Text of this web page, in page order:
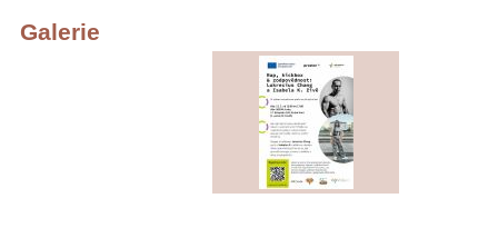
Galerie